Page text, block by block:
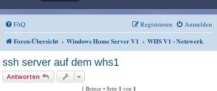
FAQ Anmelden
Registrieren
Foren-Übersicht Windows Home Server V1 WHS V1 - Netzwerk
ssh server auf dem whs1
Antworten
1 Beitrag • Seite 1 von 1